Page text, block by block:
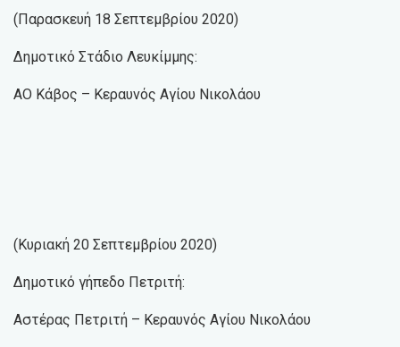
(Παρασκευή 18 Σεπτεμβρίου 2020)
Δημοτικό Στάδιο Λευκίμμης:
ΑΟ Κάβος – Κεραυνός Αγίου Νικολάου
(Κυριακή 20 Σεπτεμβρίου 2020)
Δημοτικό γήπεδο Πετριτή:
Αστέρας Πετριτή – Κεραυνός Αγίου Νικολάου